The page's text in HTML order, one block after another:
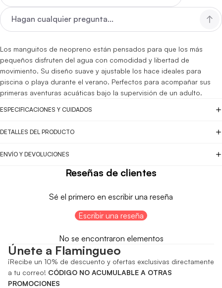
Los manguitos de neopreno están pensados para que los más
pequeños disfruten del agua con comodidad y libertad de
movimiento. Su diseño suave y ajustable los hace ideales para
piscina o playa durante el verano. Perfectos para acompañar sus
primeras aventuras acuáticas bajo la supervisión de un adulto.
ESPECIFICACIONES Y CUIDADOS
DETALLES DEL PRODUCTO
ENVÍO Y DEVOLUCIONES
Reseñas de clientes
Sé el primero en escribir una reseña
Escribir una reseña
No se encontraron elementos
Únete a Flamingueo
¡Recibe un 10% de descuento y ofertas exclusivas directamente
a tu correo! CÓDIGO NO ACUMULABLE A OTRAS
PROMOCIONES